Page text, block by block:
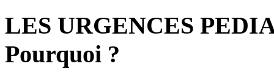
LES URGENCES
Pourquoi ?